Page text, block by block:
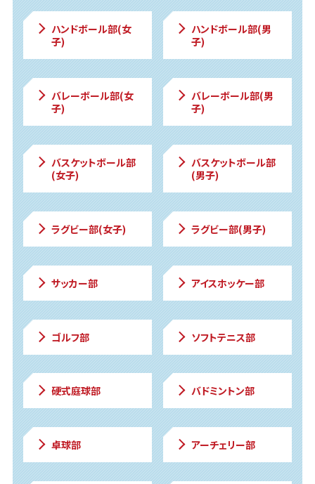
ハンドボール部(女
子)
ハンドボール部(男
子)
バレーボール部(女
子)
バレーボール部(男
子)
バスケットボール部
(女子)
バスケットボール部
(男子)
ラグビー部(女子) ラグビー部(男子)
サッカー部 アイスホッケー部
ゴルフ部 ソフトテニス部
硬式庭球部 バドミントン部
卓球部 アーチェリー部